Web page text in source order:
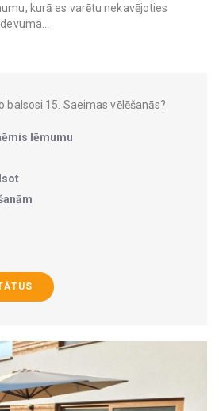
kurā es varētu nekavējoties
balsosi 15. Saeimas vēlēšanās?
lēmumu